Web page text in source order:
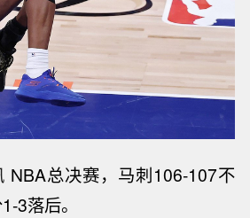
NBA总决赛，马刺106-107不
3落后。